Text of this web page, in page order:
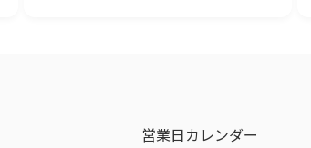
営業日カレンダー